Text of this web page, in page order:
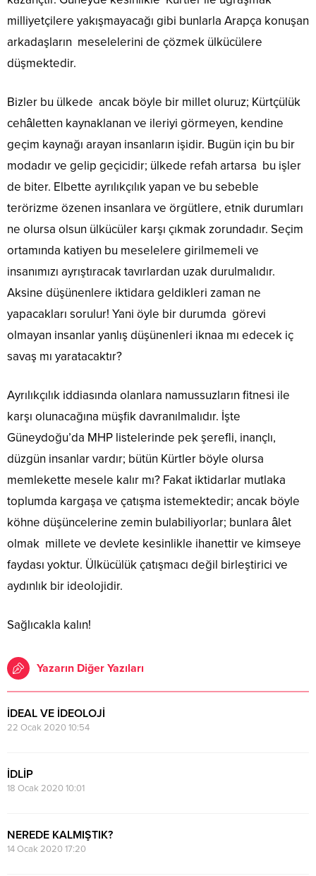
milliyetçilere yakışmayacağı gibi bunlarla Arapça konuşan
arkadaşların meselelerini de çözmek ülkücülere
düşmektedir.
Bizler bu ülkede ancak böyle bir millet oluruz; Kürtçülük
cehâletten kaynaklanan ve ileriyi görmeyen, kendine
geçim kaynağı arayan insanların işidir. Bugün için bu bir
modadır ve gelip geçicidir; ülkede refah artarsa bu işler
de biter. Elbette ayrılıkçılık yapan ve bu sebeble
terörizme özenen insanlara ve örgütlere, etnik durumları
ne olursa olsun ülkücüler karşı çıkmak zorundadır. Seçim
ortamında katiyen bu meselelere girilmemeli ve
insanımızı ayrıştıracak tavırlardan uzak durulmalıdır.
Aksine düşünenlere iktidara geldikleri zaman ne
yapacakları sorulur! Yani öyle bir durumda görevi
olmayan insanlar yanlış düşünenleri iknaa mı edecek iç
savaş mı yaratacaktır?
Ayrılıkçılık iddiasında olanlara namussuzların fitnesi ile
karşı olunacağına müşfik davranılmalıdır. İşte
Güneydoğu’da MHP listelerinde pek şerefli, inançlı,
düzgün insanlar vardır; bütün Kürtler böyle olursa
memlekette mesele kalır mı? Fakat iktidarlar mutlaka
toplumda kargaşa ve çatışma istemektedir; ancak böyle
köhne düşüncelerine zemin bulabiliyorlar; bunlara âlet
olmak millete ve devlete kesinlikle ihanettir ve kimseye
faydası yoktur. Ülkücülük çatışmacı değil birleştirici ve
aydınlık bir ideolojidir.
Sağlıcakla kalın!
Yazarın Diğer Yazıları
İDEAL VE İDEOLOJİ
22 Ocak 2020 10:54
İDLİP
18 Ocak 2020 10:01
NEREDE KALMIŞTIK?
14 Ocak 2020 17:20